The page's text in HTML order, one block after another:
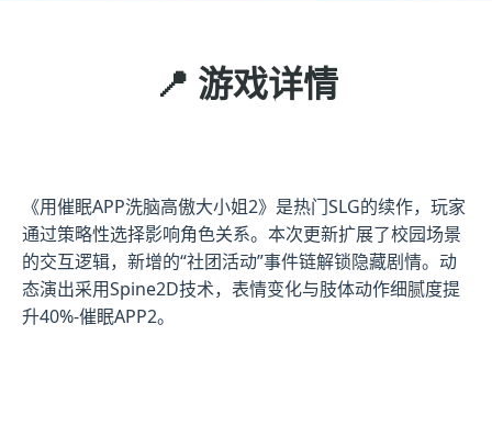
📍 游戏详情
《用催眠APP洗脑高傲大小姐2》是热门SLG的续作，玩家
通过策略性选择影响角色关系。本次更新扩展了校园场景
的交互逻辑，新增的“社团活动”事件链解锁隐藏剧情。动
态演出采用Spine2D技术，表情变化与肢体动作细腻度提
升40%-催眠APP2。